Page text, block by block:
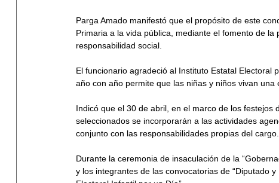
Parga Amado manifestó que el propósito de este
Primaria a la vida pública, mediante el fomento de
responsabilidad social.
El funcionario agradeció al Instituto Estatal
año con año permite que las niñas y niños vivan
Indicó que el 30 de abril, en el marco de los
seleccionados se incorporarán a las actividades
conjunto con las responsabilidades propias del cargo.
Durante la ceremonia de insaculación de la
y los integrantes de las convocatorias de “Diputado